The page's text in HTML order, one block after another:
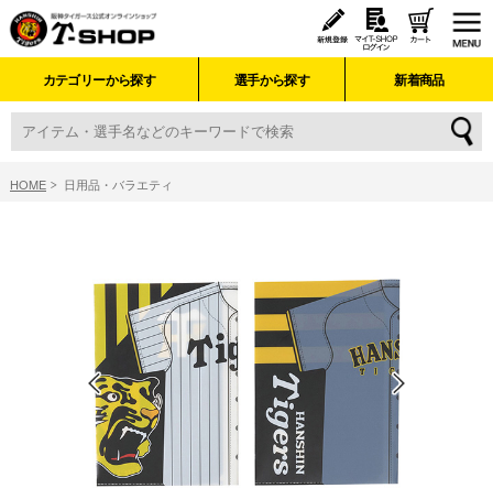
カテゴリーから探す 選手から探す 新着商品
HOME 日用品・バラエティ